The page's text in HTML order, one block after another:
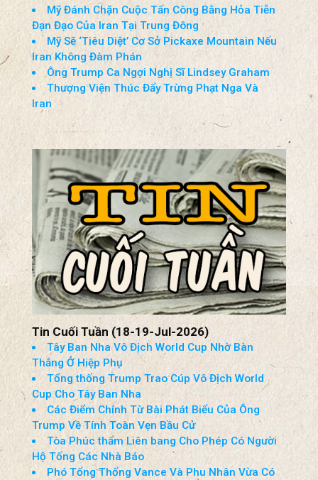
Mỹ Đánh Chặn Cuộc Tấn Công Bằng Hỏa Tiễn
Đạn Đạo Của Iran Tại Trung Đông
Mỹ Sẽ ‘Tiêu Diệt’ Cơ Sở Pickaxe Mountain Nếu
Iran Không Đàm Phán
Ông Trump Ca Ngợi Nghị Sĩ Lindsey Graham
Thượng Viện Thúc Đẩy Trừng Phạt Nga Và
Iran
Tin Cuối Tuần (18-19-Jul-2026)
Tây Ban Nha Vô Địch World Cup Nhờ Bàn
Thắng Ở Hiệp Phụ
Tổng thống Trump Trao Cúp Vô Địch World
Cup Cho Tây Ban Nha
Các Điểm Chính Từ Bài Phát Biểu Của Ông
Trump Về Tính Toàn Vẹn Bầu Cử
Tòa Phúc thẩm Liên bang Cho Phép Có Người
Hộ Tống Các Nhà Báo
Phó Tổng Thống Vance Và Phu Nhân Vừa Có